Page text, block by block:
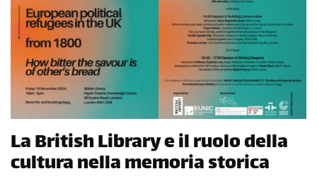
La British Library e il ruolo della
cultura nella memoria storica